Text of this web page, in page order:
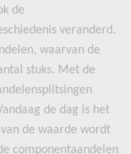
de
veranderd.
waarvan de
stuks. Met de
de dag is het
de waarde wordt
componentaandelen